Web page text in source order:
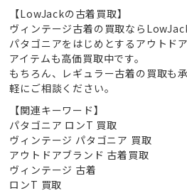
【LowJackの古着買取】
ヴィンテージ古着の買取なら
パタゴニアをはじめとするアウトド
アイテムも高価買取中です。
もちろん、レギュラー古着の買取も
軽にご相談ください。
【関連キーワード】
パタゴニア ロンT 買取
ヴィンテージ パタゴニア 買取
アウトドアブランド 古着買取
ヴィンテージ 古着
ロンT 買取